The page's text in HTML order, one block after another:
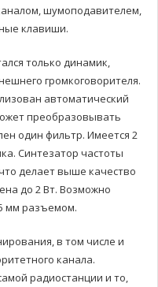
шумоподавителем,
клавиши.
только динамик,
громкоговорителя.
автоматический
преобразовывать
один фильтр. Имеется 2
Синтезатор частоты
делает выше качество
до 2 Вт. Возможно
мм разъемом.
в том числе и
канала.
радиостанции и то,